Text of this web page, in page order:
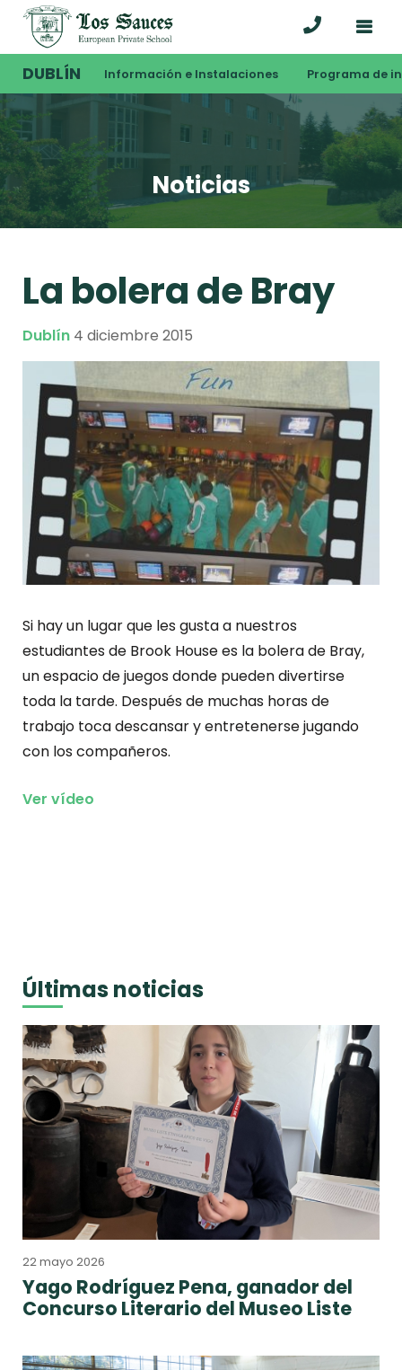
DUBLÍN Información e Instalaciones Programa de
Noticias
La bolera de Bray
Dublín 4 diciembre 2015
Si hay un lugar que les gusta a nuestros
estudiantes de Brook House es la bolera de Bray,
un espacio de juegos donde pueden divertirse
toda la tarde. Después de muchas horas de
trabajo toca descansar y entretenerse jugando
con los compañeros.
Ver vídeo
Últimas noticias
22 mayo 2026
Yago Rodríguez Pena, ganador del
Concurso Literario del Museo Liste